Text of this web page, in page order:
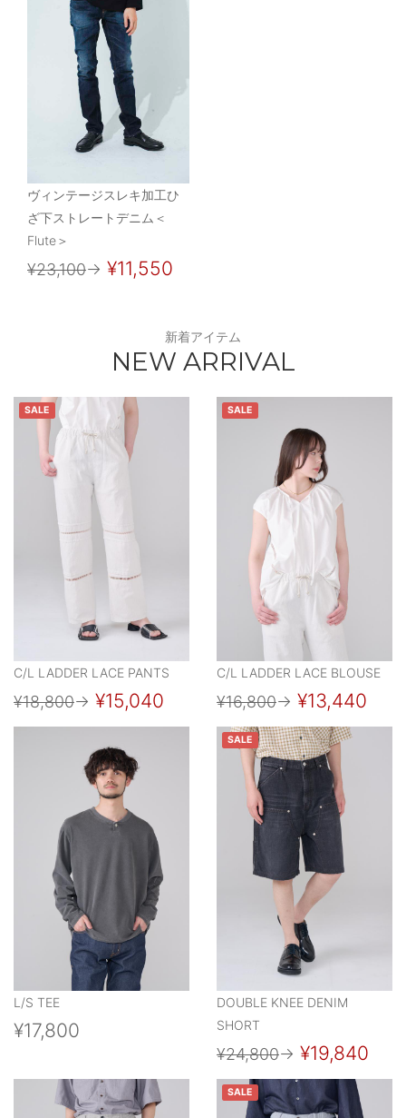
ヴィンテージスレキ加工ひ
ざ下ストレートデニム＜
Flute＞
¥23,100→ ¥11,550
新着アイテム
NEW ARRIVAL
SALE
C/L LADDER LACE PANTS
¥18,800→ ¥15,040
SALE
C/L LADDER LACE BLOUSE
¥16,800→ ¥13,440
L/S TEE
¥17,800
SALE
DOUBLE KNEE DENIM
SHORT
¥24,800→ ¥19,840
SALE